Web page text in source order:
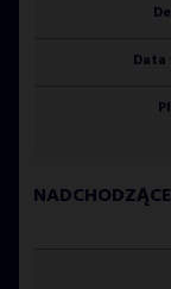
NADCHODZĄCE